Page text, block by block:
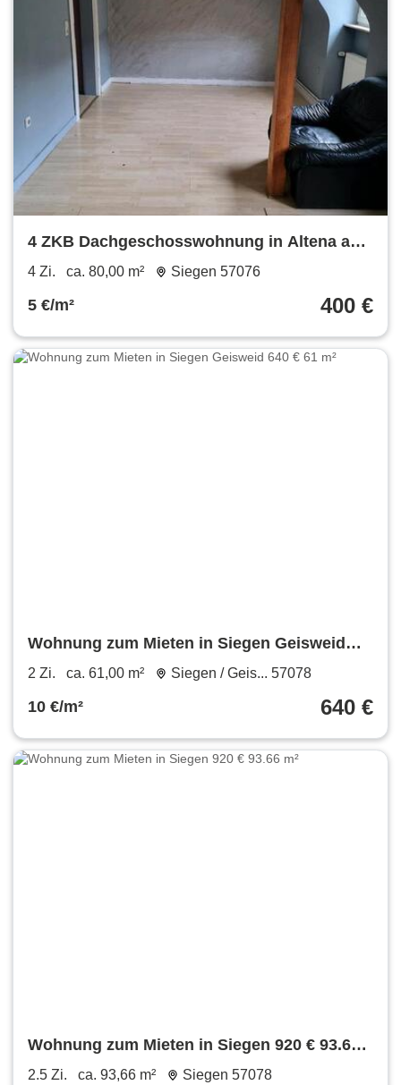
4 ZKB Dachgeschosswohnung in Altena ab
sofort
4 Zi. ca. 80,00 m² Siegen 57076
5 €/m² 400 €
Wohnung zum Mieten in Siegen Geisweid
640 € 61 m²
2 Zi. ca. 61,00 m² Siegen / Geis... 57078
10 €/m² 640 €
Wohnung zum Mieten in Siegen 920 € 93.66
m²
2.5 Zi. ca. 93,66 m² Siegen 57078